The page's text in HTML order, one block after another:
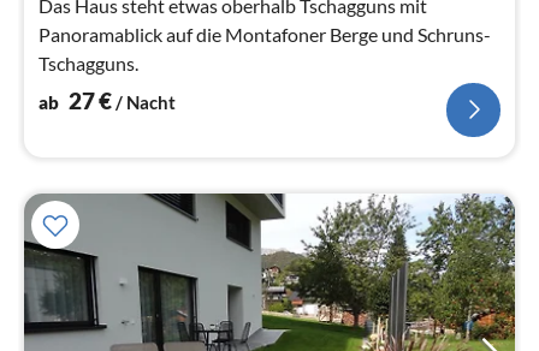
Das Haus steht etwas oberhalb Tschagguns mit
Panoramablick auf die Montafoner Berge und Schruns-
Tschagguns.
ab 27€/ Nacht